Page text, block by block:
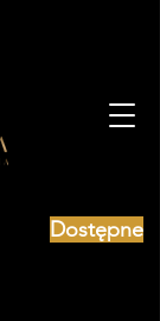
Dostępne